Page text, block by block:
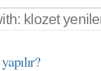
klozet